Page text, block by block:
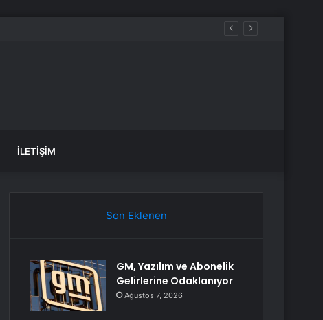
Etti
İLETIŞIM
Son Eklenen
GM, Yazılım ve Abonelik
Gelirlerine Odaklanıyor
Ağustos 7, 2026